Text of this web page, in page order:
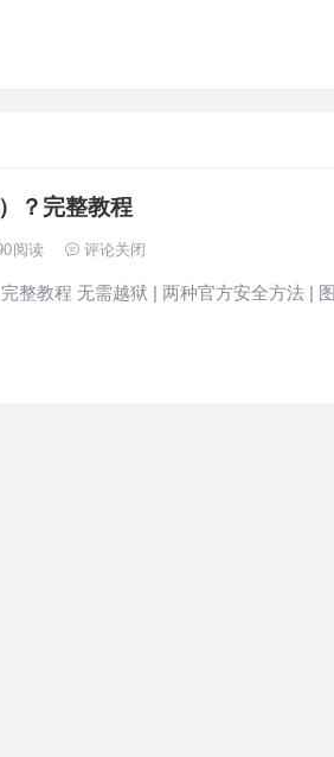
？完整教程
阅读 评论关闭
整教程 无需越狱 | 两种官方安全方法 | 图